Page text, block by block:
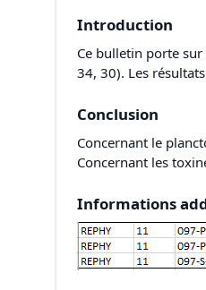
Introduction
Ce bulletin porte
34, 30). Les
Conclusion
Concernant le
Concernant les
Informations